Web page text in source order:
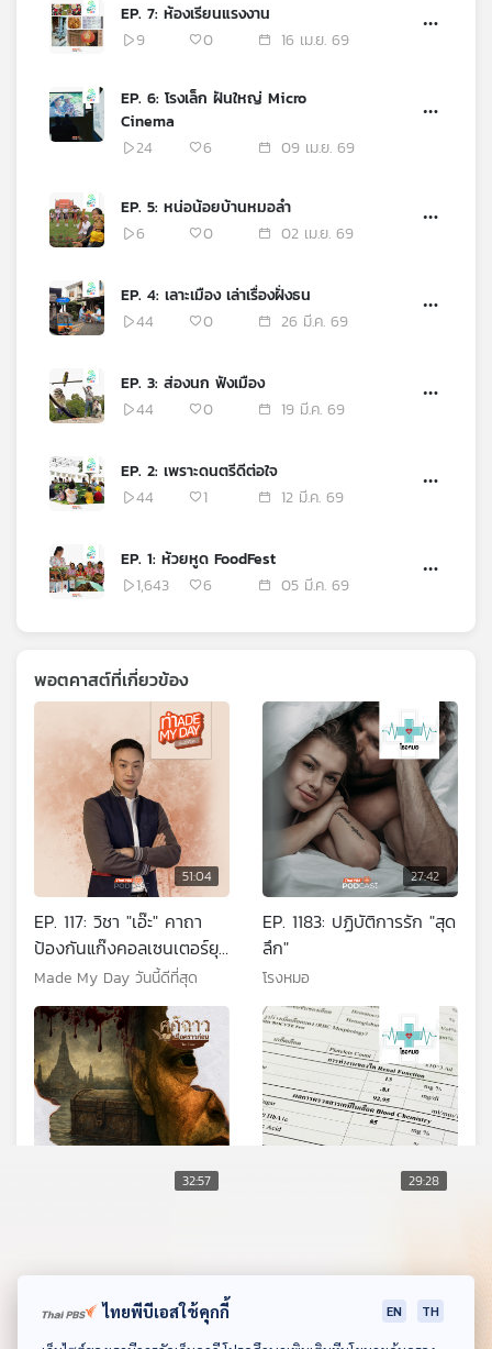
แผนที่
ดาวน์โหลด Thai PBS Podcast Application
EP. 7: ห้องเรียนแรงงาน
9
0 16 เม.ย. 69
EP. 6: โรงเล็ก ฝันใหญ่ Micro
Cinema
24
6 09 เม.ย. 69
EP. 5: หน่อน้อยบ้านหมอลำ
6
0 02 เม.ย. 69
EP. 4: เลาะเมือง เล่าเรื่องฝั่งธน
44
0 26 มี.ค. 69
EP. 3: ส่องนก ฟังเมือง
44
0 19 มี.ค. 69
EP. 2: เพราะดนตรีดีต่อใจ
44
1 12 มี.ค. 69
EP. 1: ห้วยหูด FoodFest
1,643
6 05 มี.ค. 69
พอตคาสต์ที่เกี่ยวข้อง
51:04
EP. 117: วิชา "เอ๊ะ" คาถา
ป้องกันแก๊งคอลเซนเตอร์ยุค
AI - พ.ต.ต.พากฤต กฤตย
พงษ์
Made My Day วันนี้ดีที่สุด
27:42
EP. 1183: ปฏิบัติการรัก "สุด
ลึก"
โรงหมอ
32:57 29:28
สุขภาพ
โรงหมอ
ไทยพีบีเอสใช้คุกกี้ EN TH